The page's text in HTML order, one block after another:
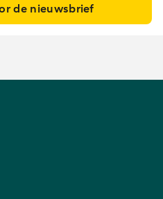
de nieuwsbrief